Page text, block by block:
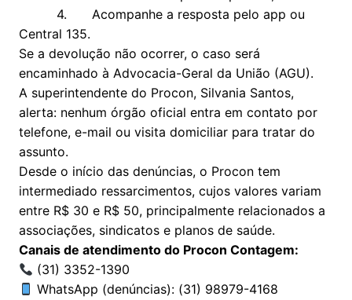
4. Acompanhe a resposta pelo app ou
Central 135.
Se a devolução não ocorrer, o caso será
encaminhado à Advocacia-Geral da União (AGU).
A superintendente do Procon, Silvania Santos,
alerta: nenhum órgão oficial entra em contato por
telefone, e-mail ou visita domiciliar para tratar do
assunto.
Desde o início das denúncias, o Procon tem
intermediado ressarcimentos, cujos valores variam
entre R$ 30 e R$ 50, principalmente relacionados a
associações, sindicatos e planos de saúde.
Canais de atendimento do Procon Contagem:
(31) 3352-1390
WhatsApp (denúncias): (31) 98979-4168